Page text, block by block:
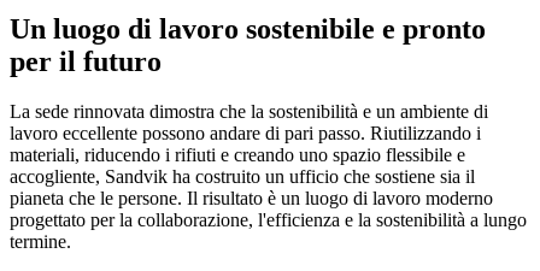
Un luogo di lavoro sostenibile e pronto
per il futuro
La sede rinnovata dimostra che la sostenibilità e un ambiente di
lavoro eccellente possono andare di pari passo. Riutilizzando i
materiali, riducendo i rifiuti e creando uno spazio flessibile e
accogliente, Sandvik ha costruito un ufficio che sostiene sia il
pianeta che le persone. Il risultato è un luogo di lavoro moderno
progettato per la collaborazione, l'efficienza e la sostenibilità a lungo
termine.